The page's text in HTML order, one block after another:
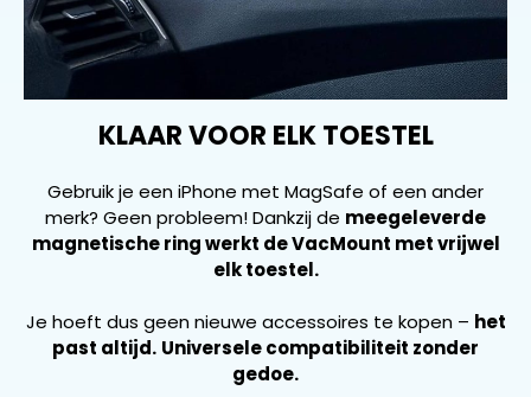
KLAAR VOOR ELK TOESTEL
Gebruik je een iPhone met MagSafe of een ander
merk? Geen probleem! Dankzij de meegeleverde
magnetische ring werkt de VacMount met vrijwel
elk toestel.
Je hoeft dus geen nieuwe accessoires te kopen – het
past altijd. Universele compatibiliteit zonder
gedoe.